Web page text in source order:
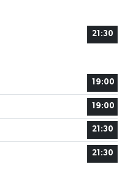
21:30
19:00
19:00
21:30
21:30